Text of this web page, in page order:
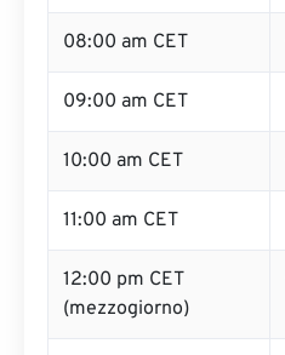
08:00 am CET
09:00 am CET
10:00 am CET
11:00 am CET
12:00 pm CET
(mezzogiorno)